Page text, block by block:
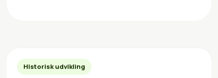
Historisk udvikling